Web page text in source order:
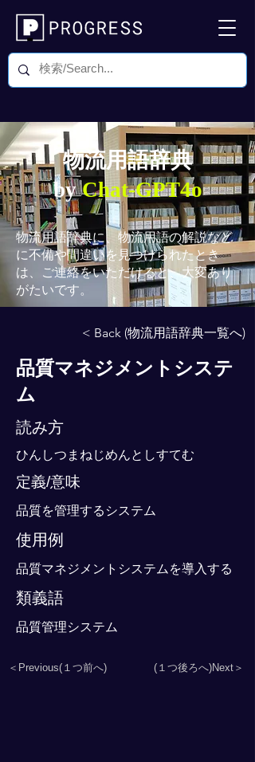
物流用語辞典
byChat-GPT4o
物流用語辞典に、物流用語の解説など
に不備や間違いを見つけられたとき
は、ご連絡をいただけると、大変あり
がたいです。
< Back (物流用語辞典一覧へ)
品質マネジメントシステ
ム
読み方
ひんしつまねじめんとしすてむ
定義/意味
品質を管理するシステム
使用例
品質マネジメントシステムを導入する
類義語
品質管理システム
＜Previous(１つ前へ) (１つ後ろへ)Next＞